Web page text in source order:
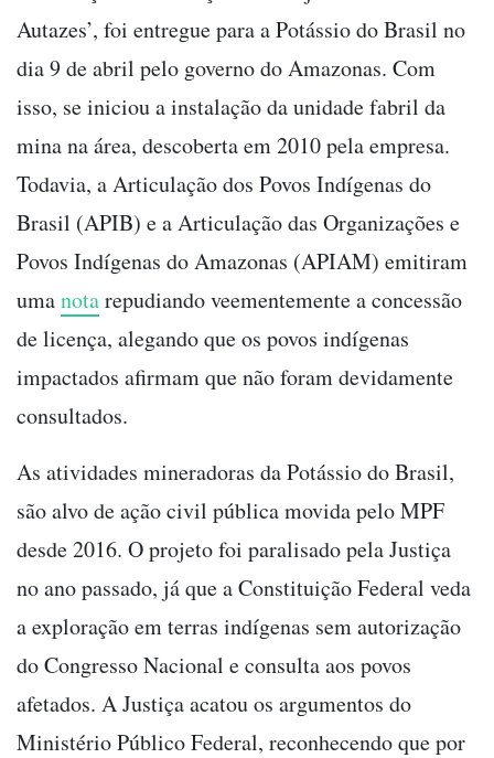
Autazes’, foi entregue para a Potássio do Brasil no
dia 9 de abril pelo governo do Amazonas. Com
isso, se iniciou a instalação da unidade fabril da
mina na área, descoberta em 2010 pela empresa.
Todavia, a Articulação dos Povos Indígenas do
Brasil (APIB) e a Articulação das Organizações e
Povos Indígenas do Amazonas (APIAM) emitiram
umanotarepudiando veementemente a concessão
de licença, alegando que os povos indígenas
impactados afirmam que não foram devidamente
consultados.
As atividades mineradoras da Potássio do Brasil,
são alvo de ação civil pública movida pelo MPF
desde 2016. O projeto foi paralisado pela Justiça
no ano passado, já que a Constituição Federal veda
a exploração em terras indígenas sem autorização
do Congresso Nacional e consulta aos povos
afetados. A Justiça acatou os argumentos do
Ministério Público Federal, reconhecendo que por